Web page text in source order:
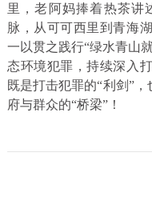
里，老阿妈捧着热茶讲
脉，从可可西里到青海
一以贯之践行“绿水青山
态环境犯罪，持续深入
既是打击犯罪的“利剑”
府与群众的“桥梁”！